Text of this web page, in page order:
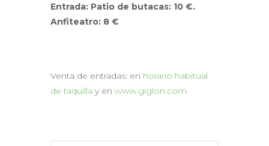
Entrada: Patio de butacas: 10 €.
Anfiteatro: 8 €
Venta de entradas: en horario habitual
de taquilla y en www.giglon.com